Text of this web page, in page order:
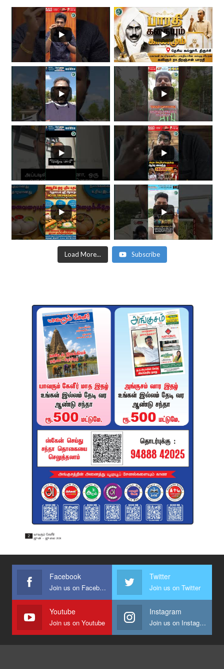
Load More... Subscribe
Facebook
Join us on Facebook
Twitter
Join us on Twitter
Youtube
Join us on Youtube
Instagram
Join us on Instagram